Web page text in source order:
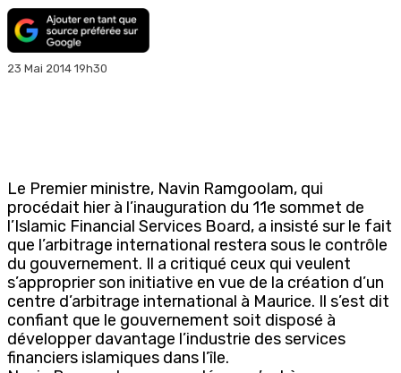
23 Mai 2014 19h30
Le Premier ministre, Navin Ramgoolam, qui
procédait hier à l’inauguration du 11e sommet de
l’Islamic Financial Services Board, a insisté sur le fait
que l’arbitrage international restera sous le contrôle
du gouvernement. Il a critiqué ceux qui veulent
s’approprier son initiative en vue de la création d’un
centre d’arbitrage international à Maurice. Il s’est dit
confiant que le gouvernement soit disposé à
développer davantage l’industrie des services
financiers islamiques dans l’île.